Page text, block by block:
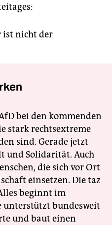
ist nicht der
bei den kommenden
stark rechtsextreme
sind. Gerade jetzt
und Solidarität. Auch
die sich vor Ort
einsetzen. Die taz
beginnt im
unterstützt bundesweit
und baut einen